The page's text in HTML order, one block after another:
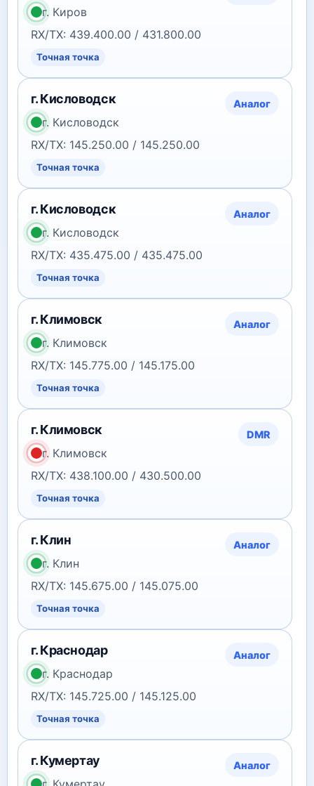
г. Киров
RX/TX: 439.400.00 / 431.800.00
Точная точка
г. Кисловодск Аналог
г. Кисловодск
RX/TX: 145.250.00 / 145.250.00
Точная точка
г. Кисловодск Аналог
г. Кисловодск
RX/TX: 435.475.00 / 435.475.00
Точная точка
г. Климовск Аналог
г. Климовск
RX/TX: 145.775.00 / 145.175.00
Точная точка
г. Климовск DMR
г. Климовск
RX/TX: 438.100.00 / 430.500.00
Точная точка
г. Клин Аналог
г. Клин
RX/TX: 145.675.00 / 145.075.00
Точная точка
г. Краснодар Аналог
г. Краснодар
RX/TX: 145.725.00 / 145.125.00
Точная точка
г. Кумертау Аналог